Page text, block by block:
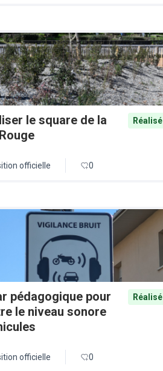
le square de la
Réalisé
officielle 0
pédagogique pour
le niveau sonore
Réalisé
officielle 0